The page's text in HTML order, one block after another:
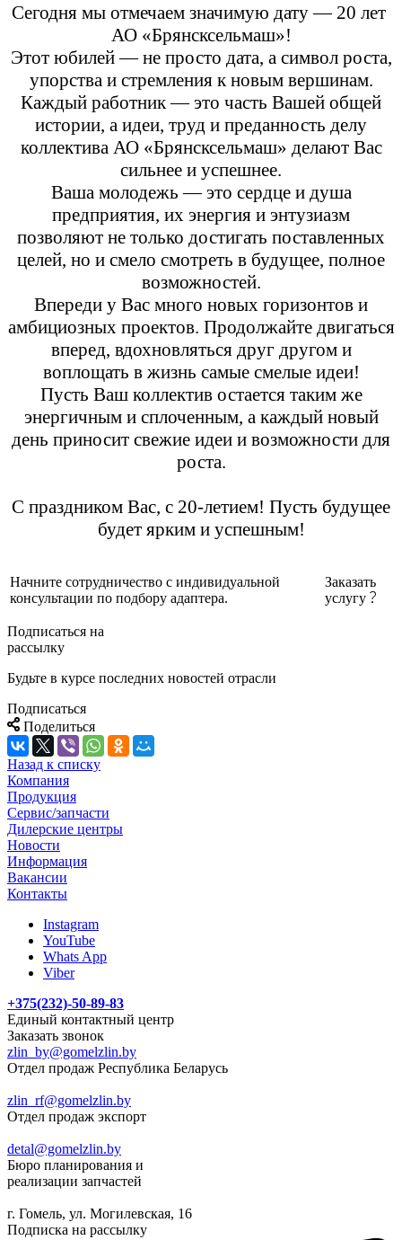
Сегодня мы отмечаем значимую дату — 20 лет
АО «Брянсксельмаш»!
Этот юбилей — не просто дата, а символ роста,
упорства и стремления к новым вершинам.
Каждый работник — это часть Вашей общей
истории, а идеи, труд и преданность делу
коллектива АО «Брянсксельмаш» делают Вас
сильнее и успешнее.
Ваша молодежь — это сердце и душа
предприятия, их энергия и энтузиазм
позволяют не только достигать поставленных
целей, но и смело смотреть в будущее, полное
возможностей.
Впереди у Вас много новых горизонтов и
амбициозных проектов. Продолжайте двигаться
вперед, вдохновляться друг другом и
воплощать в жизнь самые смелые идеи!
Пусть Ваш коллектив остается таким же
энергичным и сплоченным, а каждый новый
день приносит свежие идеи и возможности для
роста.
С праздником Вас, с 20-летием! Пусть будущее
будет ярким и успешным!
Начните сотрудничество с индивидуальной
консультации по подбору адаптера.
Заказать
услугу
Подписаться на
рассылку
Будьте в курсе последних новостей отрасли
Подписаться
Поделиться
Назад к списку
Компания
Продукция
Сервис/запчасти
Дилерские центры
Новости
Информация
Вакансии
Контакты
Instagram
YouTube
Whats App
Viber
+375(232)-50-89-83
Единый контактный центр
Заказать звонок
zlin_by@gomelzlin.by
Отдел продаж Республика Беларусь
zlin_rf@gomelzlin.by
Отдел продаж экспорт
detal@gomelzlin.by
Бюро планирования и
реализации запчастей
г. Гомель, ул. Могилевская, 16
Подписка на рассылку